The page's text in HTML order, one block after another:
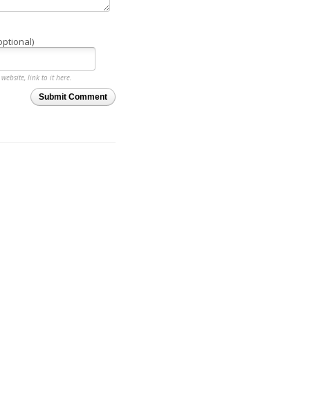
link to it here.
Submit Comment